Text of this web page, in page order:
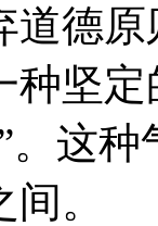
道德
种坚
。这
。